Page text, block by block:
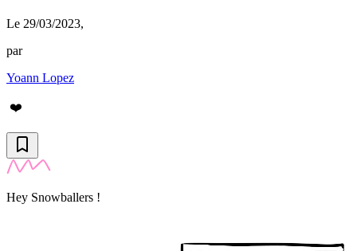
Le 29/03/2023,
par
Yoann Lopez
❤️
Hey Snowballers !